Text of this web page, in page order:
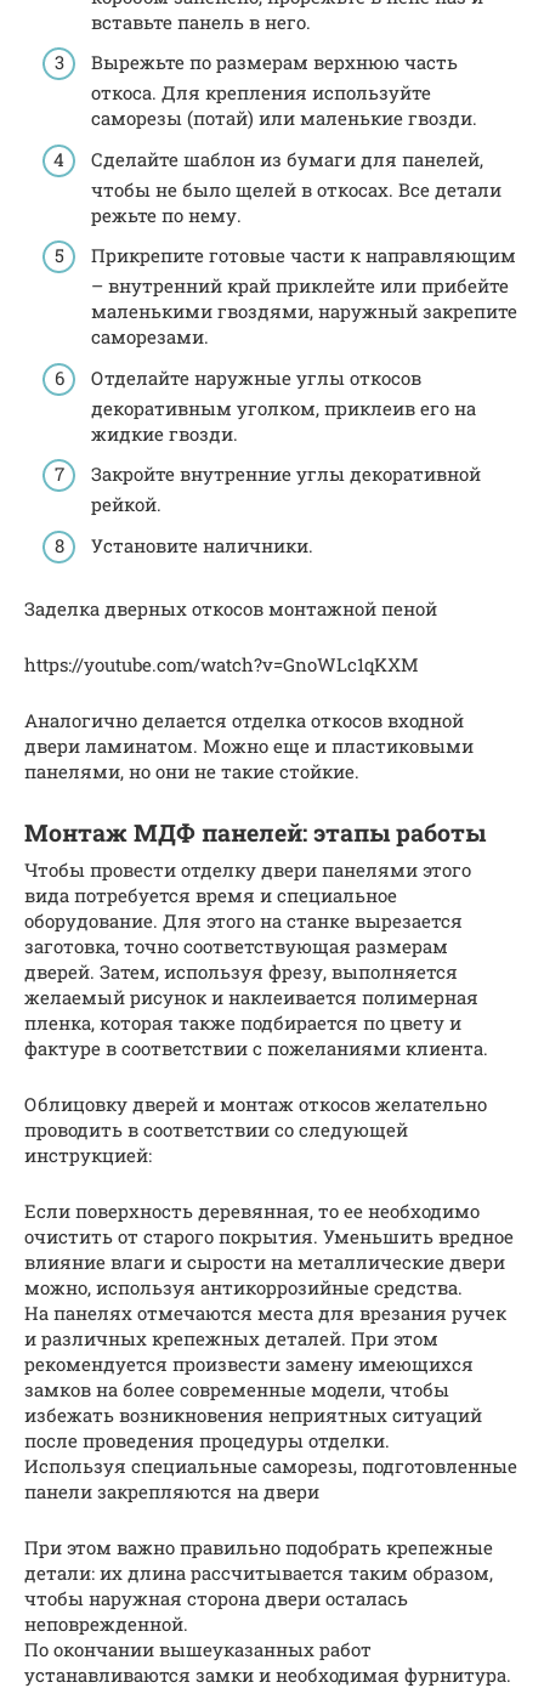
вставьте панель в него.
Вырежьте по размерам верхнюю часть
откоса. Для крепления используйте
саморезы (потай) или маленькие гвозди.
Сделайте шаблон из бумаги для панелей,
чтобы не было щелей в откосах. Все детали
режьте по нему.
Прикрепите готовые части к направляющим
– внутренний край приклейте или прибейте
маленькими гвоздями, наружный закрепите
саморезами.
Отделайте наружные углы откосов
декоративным уголком, приклеив его на
жидкие гвозди.
Закройте внутренние углы декоративной
рейкой.
Установите наличники.
Заделка дверных откосов монтажной пеной
https://youtube.com/watch?v=GnoWLc1qKXM
Аналогично делается отделка откосов входной
двери ламинатом. Можно еще и пластиковыми
панелями, но они не такие стойкие.
Монтаж МДФ панелей: этапы работы
Чтобы провести отделку двери панелями этого
вида потребуется время и специальное
оборудование. Для этого на станке вырезается
заготовка, точно соответствующая размерам
дверей. Затем, используя фрезу, выполняется
желаемый рисунок и наклеивается полимерная
пленка, которая также подбирается по цвету и
фактуре в соответствии с пожеланиями клиента.
Облицовку дверей и монтаж откосов желательно
проводить в соответствии со следующей
инструкцией:
Если поверхность деревянная, то ее необходимо
очистить от старого покрытия. Уменьшить вредное
влияние влаги и сырости на металлические двери
можно, используя антикоррозийные средства.
На панелях отмечаются места для врезания ручек
и различных крепежных деталей. При этом
рекомендуется произвести замену имеющихся
замков на более современные модели, чтобы
избежать возникновения неприятных ситуаций
после проведения процедуры отделки.
Используя специальные саморезы, подготовленные
панели закрепляются на двери
При этом важно правильно подобрать крепежные
детали: их длина рассчитывается таким образом,
чтобы наружная сторона двери осталась
неповрежденной.
По окончании вышеуказанных работ
устанавливаются замки и необходимая фурнитура.